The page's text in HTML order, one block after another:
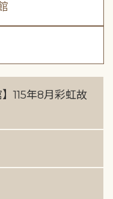
】115年8月彩虹故